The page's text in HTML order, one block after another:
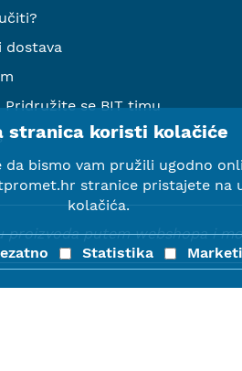
dostava
Pridružite se BIT timu
proizvoda putem webshopa i
stranica koristi kolačiće
da bismo vam pružili ugodno
stranice pristajete na
kolačića.
Statistika